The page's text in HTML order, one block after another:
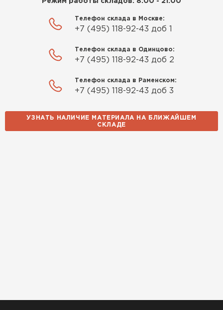
29.09.2025
бюрократии. Всё чётко по договорённости.
Павел Корнеев
14.10.2025
Использовали для строительства гаража и
Телефон склада в Москве:
+7 (495) 118-92-43 доб 1
Телефон склада в Одинцово:
+7 (495) 118-92-43 доб 2
Телефон склада в Раменском:
+7 (495) 118-92-43 доб 3
УЗНАТЬ НАЛИЧИЕ МАТЕРИАЛА НА БЛИЖАЙШЕМ
СКЛАДЕ